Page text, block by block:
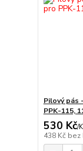
Pilový pás
PPK-115,
530 Kč/
438 Kč bez